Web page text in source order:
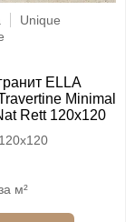
Unique
ELLA
Minimal
Rett 120x120
120x120
м²